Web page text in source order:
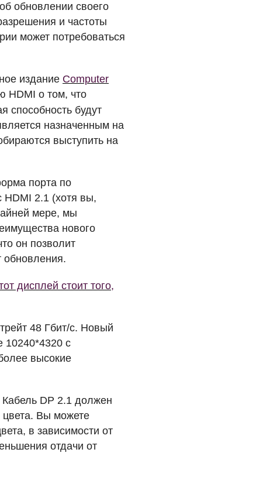
обновлении своего
и частоты
может потребоваться
издание Computer
HDMI о том, что
способность будут
назначенным на
выступить на
порта по
HDMI 2.1 (хотя вы,
мере, мы
нового
он позволит
обновления.
дисплей стоит того,
48 Гбит/с. Новый
10240*4320 с
высокие
DP 2.1 должен
цвета. Вы можете
в зависимости от
отдачи от